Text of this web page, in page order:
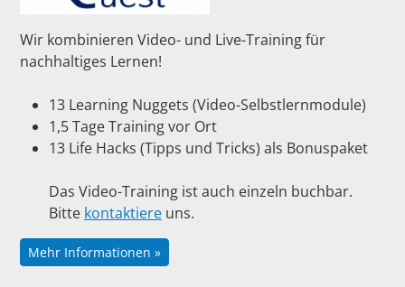
Wir kombinieren Video- und Live-Training für
nachhaltiges Lernen!
13 Learning Nuggets (Video-Selbstlernmodule)
1,5 Tage Training vor Ort
13 Life Hacks (Tipps und Tricks) als Bonuspaket
Das Video-Training ist auch einzeln buchbar.
Bitte kontaktiere uns.
Mehr Informationen »